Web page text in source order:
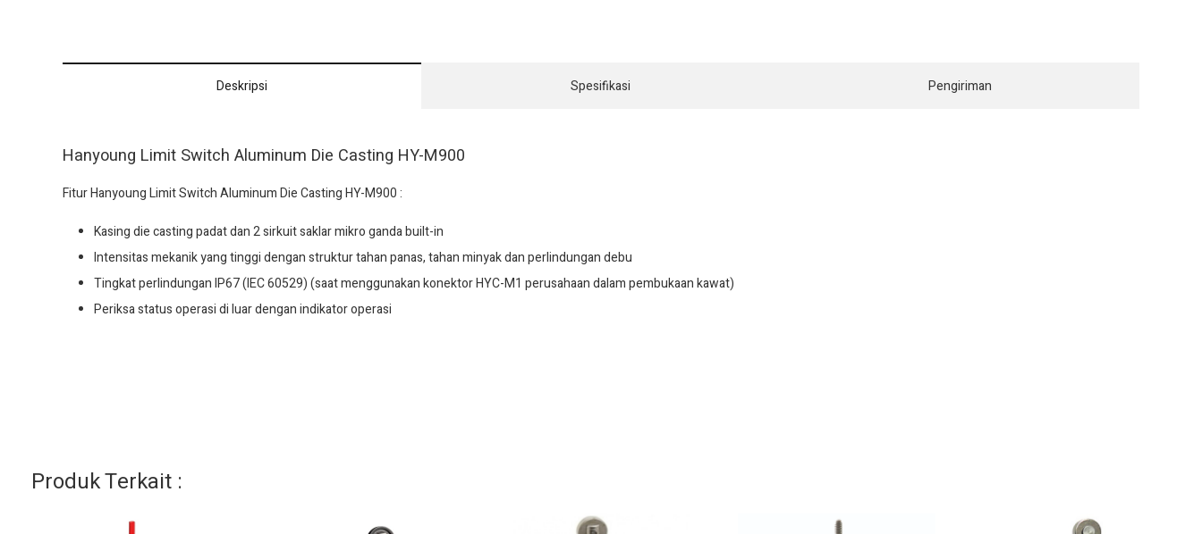
Deskripsi Spesifikasi Pengiriman
Hanyoung Limit Switch Aluminum Die Casting HY-M900
Fitur Hanyoung Limit Switch Aluminum Die Casting HY-M900 :
Kasing die casting padat dan 2 sirkuit saklar mikro ganda built-in
Intensitas mekanik yang tinggi dengan struktur tahan panas, tahan minyak dan perlindungan debu
Tingkat perlindungan IP67 (IEC 60529) (saat menggunakan konektor HYC-M1 perusahaan dalam pembukaan kawat)
Periksa status operasi di luar dengan indikator operasi
Produk Terkait :